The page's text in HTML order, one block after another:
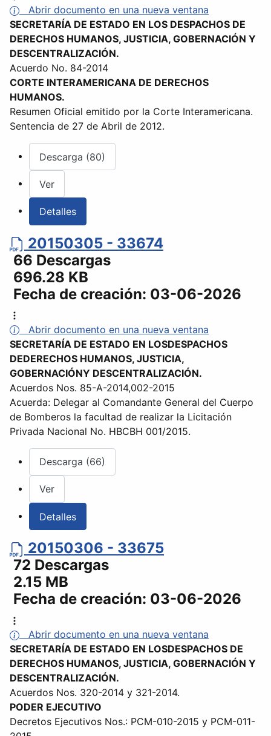
Abrir documento en una nueva ventana
SECRETARÍA DE ESTADO EN LOS DESPACHOS DE
DERECHOS HUMANOS, JUSTICIA, GOBERNACIÓN Y
DESCENTRALIZACIÓN.
Acuerdo No. 84-2014
CORTE INTERAMERICANA DE DERECHOS
HUMANOS.
Resumen Oficial emitido por la Corte Interamericana.
Sentencia de 27 de Abril de 2012.
Descarga (80)
Ver
Detalles
20150305 - 33674
66 Descargas
696.28 KB
Fecha de creación: 03-06-2026
Abrir documento en una nueva ventana
SECRETARÍA DE ESTADO EN LOSDESPACHOS
DEDERECHOS HUMANOS, JUSTICIA,
GOBERNACIÓNY DESCENTRALIZACIÓN.
Acuerdos Nos. 85-A-2014,002-2015
Acuerda: Delegar al Comandante General del Cuerpo
de Bomberos la facultad de realizar la Licitación
Privada Nacional No. HBCBH 001/2015.
Descarga (66)
Ver
Detalles
20150306 - 33675
72 Descargas
2.15 MB
Fecha de creación: 03-06-2026
Abrir documento en una nueva ventana
SECRETARÍA DE ESTADO EN LOSDESPACHOS DE
DERECHOS HUMANOS, JUSTICIA, GOBERNACIÓN Y
DESCENTRALIZACIÓN.
Acuerdos Nos. 320-2014 y 321-2014.
PODER EJECUTIVO
Decretos Ejecutivos Nos.: PCM-010-2015 y PCM-011-